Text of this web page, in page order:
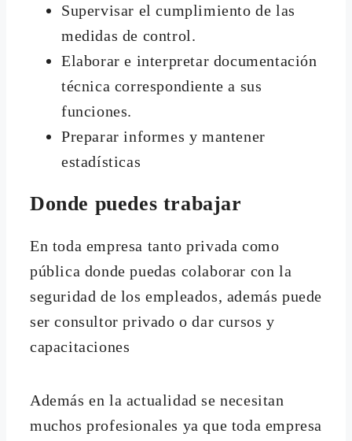
Supervisar el cumplimiento de las
medidas de control.
Elaborar e interpretar documentación
técnica correspondiente a sus
funciones.
Preparar informes y mantener
estadísticas
Donde puedes trabajar
En toda empresa tanto privada como
pública donde puedas colaborar con la
seguridad de los empleados, además puede
ser consultor privado o dar cursos y
capacitaciones
Además en la actualidad se necesitan
muchos profesionales ya que toda empresa